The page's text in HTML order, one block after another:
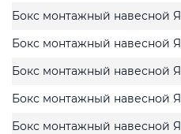
Бокс монтажный навесной
Бокс монтажный навесной
Бокс монтажный навесной
Бокс монтажный навесной
Бокс монтажный навесной